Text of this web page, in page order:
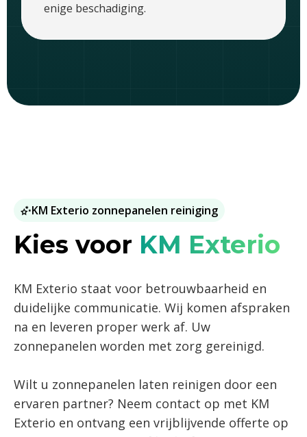
enige beschadiging.
KM Exterio zonnepanelen reiniging
Kies voor KM Exterio
KM Exterio staat voor betrouwbaarheid en
duidelijke communicatie. Wij komen afspraken
na en leveren proper werk af. Uw
zonnepanelen worden met zorg gereinigd.
Wilt u zonnepanelen laten reinigen door een
ervaren partner? Neem contact op met KM
Exterio en ontvang een vrijblijvende offerte op